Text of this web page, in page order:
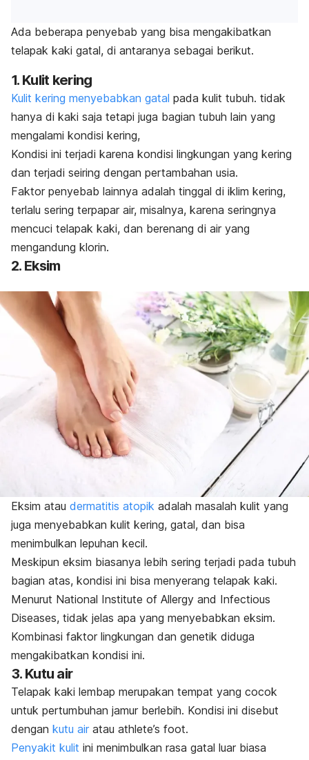
Ada beberapa penyebab yang bisa mengakibatkan
telapak kaki gatal, di antaranya sebagai berikut.
1. Kulit kering
Kulit kering menyebabkan gatal pada kulit tubuh. tidak
hanya di kaki saja tetapi juga bagian tubuh lain yang
mengalami kondisi kering,
Kondisi ini terjadi karena kondisi lingkungan yang kering
dan terjadi seiring dengan pertambahan usia.
Faktor penyebab lainnya adalah tinggal di iklim kering,
terlalu sering terpapar air, misalnya, karena seringnya
mencuci telapak kaki, dan berenang di air yang
mengandung klorin.
2. Eksim
Eksim atau dermatitis atopik adalah masalah kulit yang
juga menyebabkan kulit kering, gatal, dan bisa
menimbulkan lepuhan kecil.
Meskipun eksim biasanya lebih sering terjadi pada tubuh
bagian atas, kondisi ini bisa menyerang telapak kaki.
Menurut National Institute of Allergy and Infectious
Diseases, tidak jelas apa yang menyebabkan eksim.
Kombinasi faktor lingkungan dan genetik diduga
mengakibatkan kondisi ini.
3. Kutu air
Telapak kaki lembap merupakan tempat yang cocok
untuk pertumbuhan jamur berlebih. Kondisi ini disebut
dengan kutu air atau athlete’s foot.
Penyakit kulit ini menimbulkan rasa gatal luar biasa